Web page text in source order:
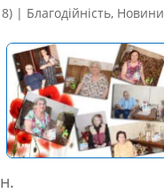
| Благодійність, Новини